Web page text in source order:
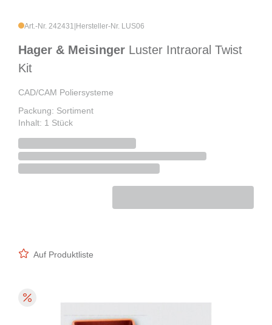
Art.-Nr. 242431 Hersteller-Nr. LUS06
Hager & Meisinger Luster Intraoral Twist
Kit
CAD/CAM Poliersysteme
Packung: Sortiment
Inhalt: 1 Stück
Auf Produktliste